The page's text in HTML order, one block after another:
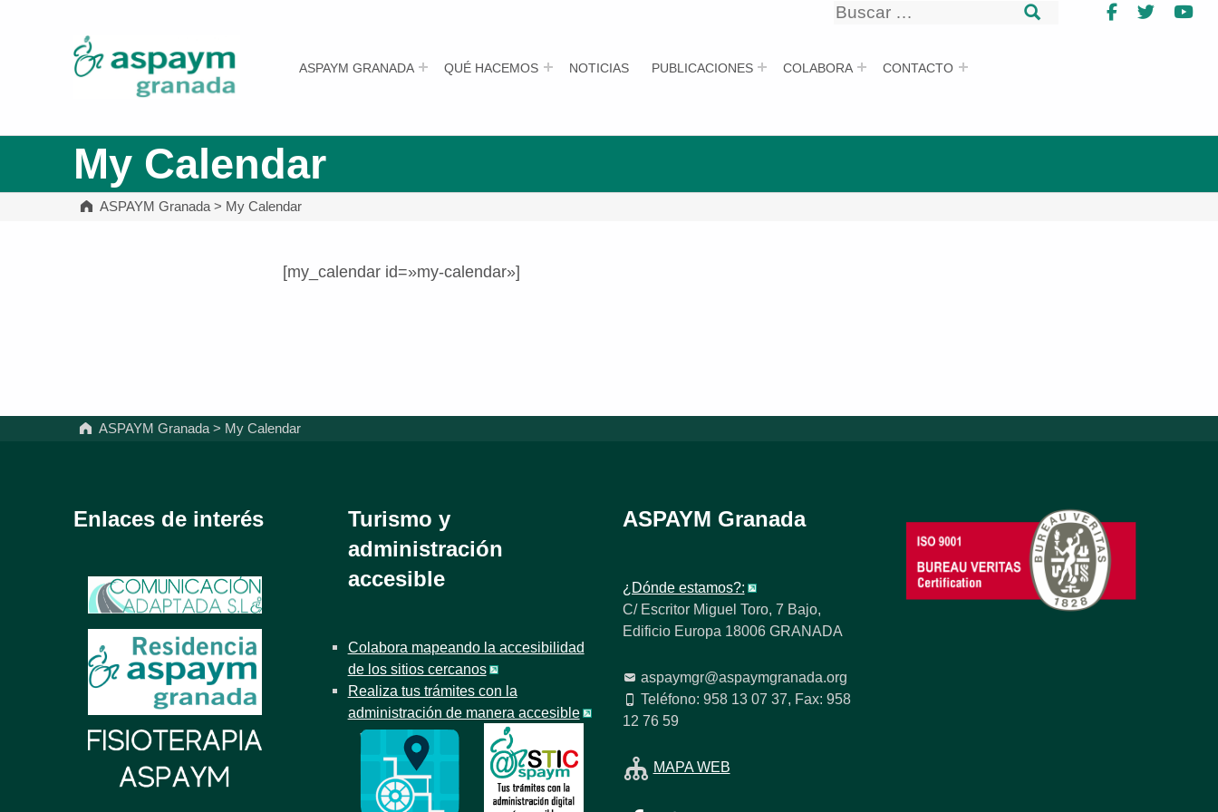
ASPAYM GRANADA QUÉ HACEMOS NOTICIAS PUBLICACIONES COLABORA CONTACTO
Buscar
Facebook
Twitter
My Calendar
ASPAYM Granada > My Calendar
[my_calendar id=»my-calendar»]
Volver a la navegación principal
ASPAYM Granada> My Calendar
Enlaces de interés
Turismo y
administración
accesible
Colabora mapeando la accesibilidad
de los sitios cercanos
Realiza tus trámites con la
administración de manera accesible
ASPAYM Granada
¿Dónde estamos?:
C/ Escritor Miguel Toro, 7 Bajo,
Edificio Europa 18006 GRANADA
aspaymgr@aspaymgranada.org
Teléfono: 958 13 07 37, Fax: 958
12 76 59
MAPA WEB